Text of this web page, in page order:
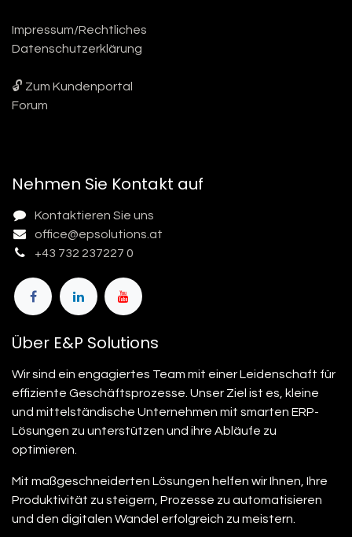
Impressum/Rechtliches
Datenschutzerklärung
🔓 Zum Kundenportal
Forum
Nehmen Sie Kontakt auf
Kontaktieren Sie uns
office@epsolutions.at
+43 732 237227 0
Über E&P Solutions
Wir sind ein engagiertes Team mit einer Leidenschaft für
effiziente Geschäftsprozesse. Unser Ziel ist es, kleine
und mittelständische Unternehmen mit smarten ERP-
Lösungen zu unterstützen und ihre Abläufe zu
optimieren.
Mit maßgeschneiderten Lösungen helfen wir Ihnen, Ihre
Produktivität zu steigern, Prozesse zu automatisieren
und den digitalen Wandel erfolgreich zu meistern.